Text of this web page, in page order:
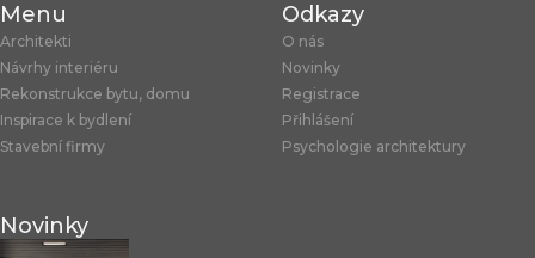
Menu
Architekti
Návrhy interiéru
Rekonstrukce bytu, domu
Inspirace k bydlení
Stavební firmy
Odkazy
O nás
Novinky
Registrace
Přihlášení
Psychologie architektury
Novinky